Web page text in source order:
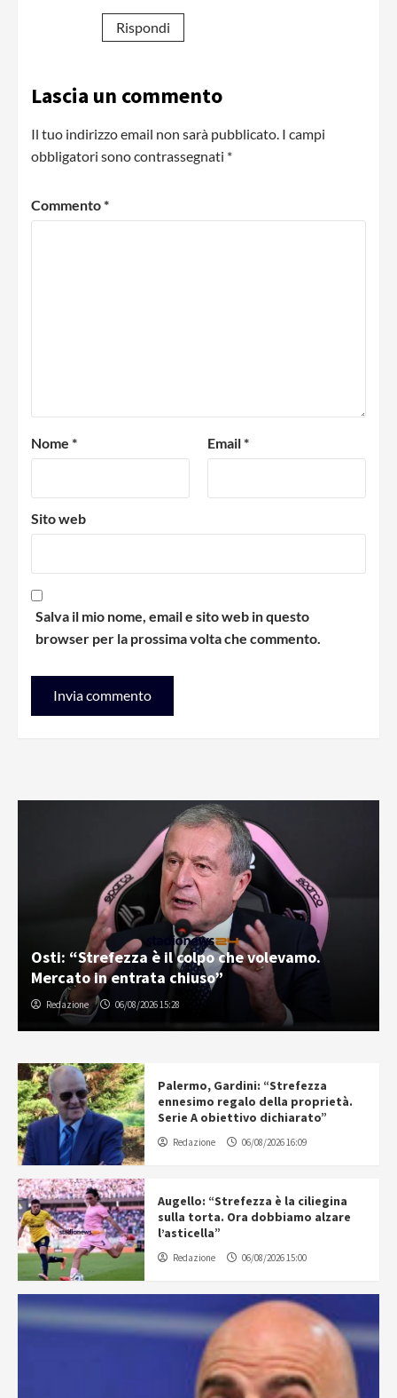
Rispondi
Lascia un commento
Il tuo indirizzo email non sarà pubblicato. I campi
obbligatori sono contrassegnati *
Commento*
Nome * Email*
Sito web
Salva il mio nome, email e sito web in questo
browser per la prossima volta che commento.
Osti: “Strefezza è il colpo che volevamo.
Mercato in entrata chiuso”
Redazione 06/08/2026 15:28
Palermo, Gardini: “Strefezza
ennesimo regalo della proprietà.
Serie A obiettivo dichiarato”
Redazione 06/08/2026 16:09
Augello: “Strefezza è la ciliegina
sulla torta. Ora dobbiamo alzare
l’asticella”
Redazione 06/08/2026 15:00